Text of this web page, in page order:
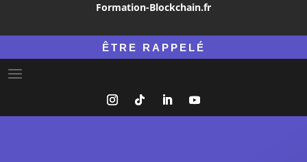
Formation-Blockchain.fr
ÊTRE RAPPELÉ